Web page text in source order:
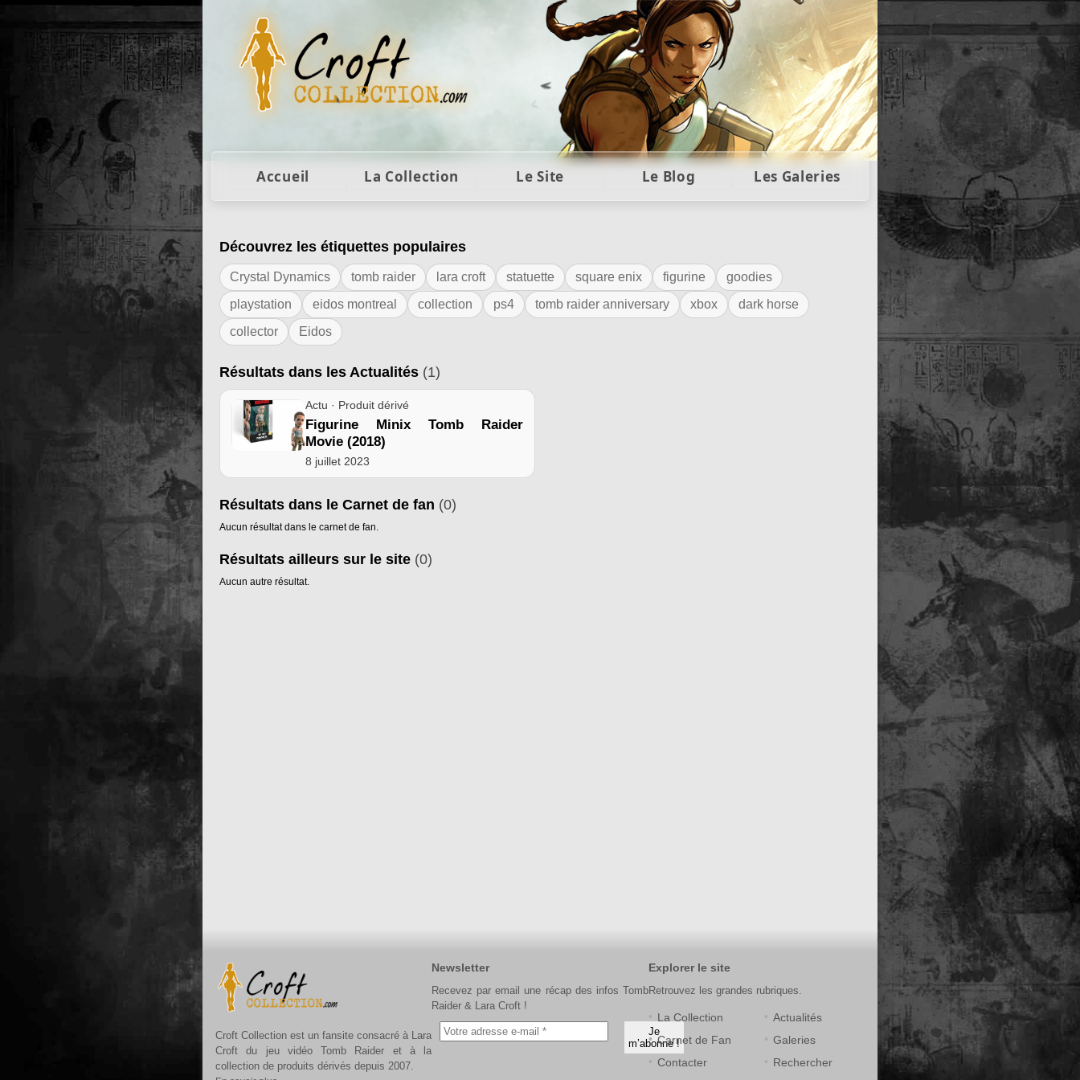
Figurines Lara Croft et collection Tomb Raider : statues, objets et collectors
Accueil La Collection Le Site Le Blog Les Galeries
Résultats de l'étiquette "Minix"
Découvrez les étiquettes populaires
Crystal Dynamics tomb raider lara croft statuette square enix figurine
goodies
playstation
eidos montreal collection ps4 tomb raider anniversary xbox
dark horse
collector
Eidos
Résultats dans les Actualités (1)
Actu · Produit dérivé
Figurine Minix Tomb Raider
Movie (2018)
8 juillet 2023
Résultats dans le Carnet de fan (0)
Aucun résultat dans le carnet de fan.
Résultats ailleurs sur le site (0)
Aucun autre résultat.
Croft Collection est un fansite consacré à Lara
Croft du jeu vidéo Tomb Raider et à la
collection de produits dérivés depuis 2007.
Newsletter
Recevez par email une récap des infos Tomb
Raider & Lara Croft !
Explorer le site
Retrouvez les grandes rubriques.
La Collection
Actualités
Carnet de Fan
Galeries
Contacter
Rechercher